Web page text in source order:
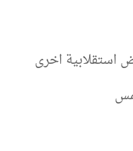
استقلابية اخرى